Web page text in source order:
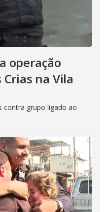
operação
na Vila
contra grupo ligado ao